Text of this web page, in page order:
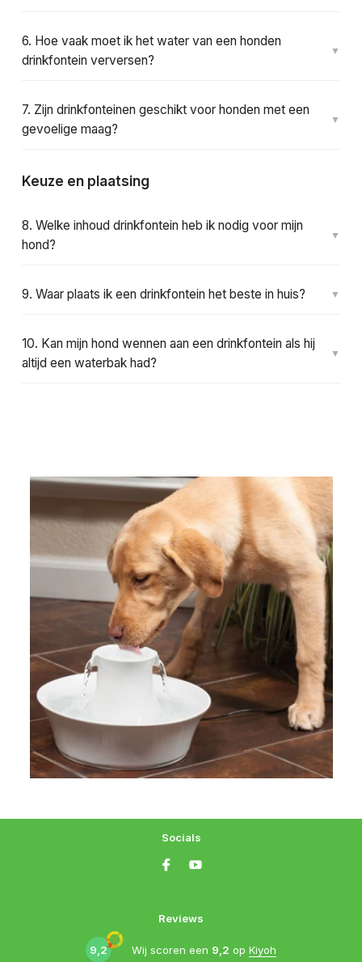
6. Hoe vaak moet ik het water van een honden
drinkfontein verversen?
7. Zijn drinkfonteinen geschikt voor honden met een
gevoelige maag?
Keuze en plaatsing
8. Welke inhoud drinkfontein heb ik nodig voor mijn
hond?
9. Waar plaats ik een drinkfontein het beste in huis?
10. Kan mijn hond wennen aan een drinkfontein als hij
altijd een waterbak had?
Reviews
9,2 Wij scoren een 9,2 op Kiyoh
Socials